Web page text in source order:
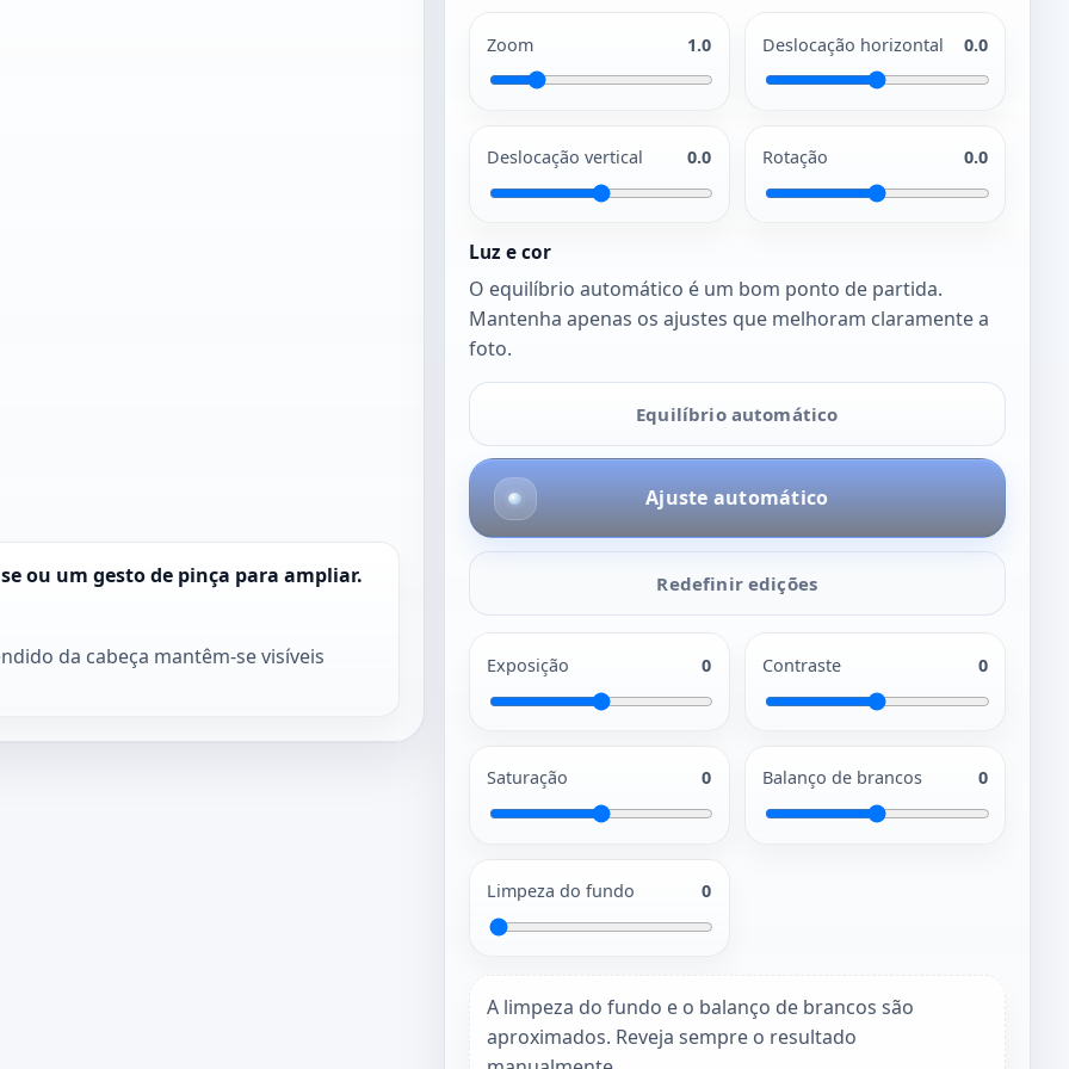
ou um gesto de pinça para ampliar.
da cabeça mantêm-se visíveis
Zoom 1.0 Deslocação horizontal 0.0
Deslocação vertical 0.0 Rotação 0.0
Luz e cor
O equilíbrio automático é um bom ponto de partida.
Mantenha apenas os ajustes que melhoram claramente a
foto.
Equilíbrio automático
Ajuste automático
Redefinir edições
Exposição 0 Contraste 0
Saturação 0 Balanço de brancos 0
Limpeza do fundo 0
A limpeza do fundo e o balanço de brancos são
aproximados. Reveja sempre o resultado